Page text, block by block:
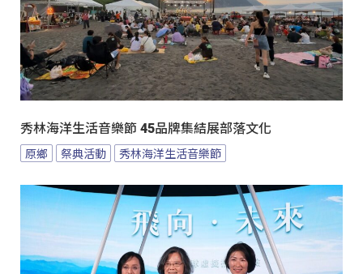
秀林海洋生活音樂節 45品牌集結展部落文化
原鄉 祭典活動 秀林海洋生活音樂節